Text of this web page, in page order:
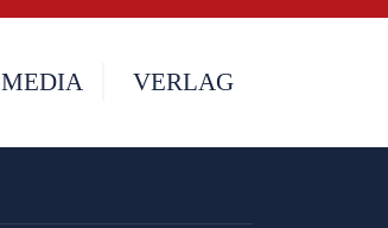
MEDIA VERLAG